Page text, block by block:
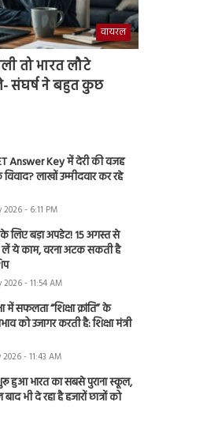
वायरल
तो भारत लौटे
संघर्ष ने बहुत कुछ
Answer Key में देरी की वजह
लाखों उम्मीदवार कर रहे
- 6:11 PM
के लिए बड़ा अपडेट! 15 अगस्त से
ये काम, वरना अटक सकती है
- 11:54 AM
में सफलता “शिक्षा क्रांति” के
को उजागर करती है: शिक्षा मंत्री
- 11:43 AM
हुआ भारत का सबसे पुराना स्कूल,
भी दे रहा है हजारों छात्रों को